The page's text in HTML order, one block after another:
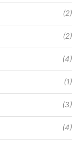
(2)
(2)
(4)
(1)
(3)
(4)